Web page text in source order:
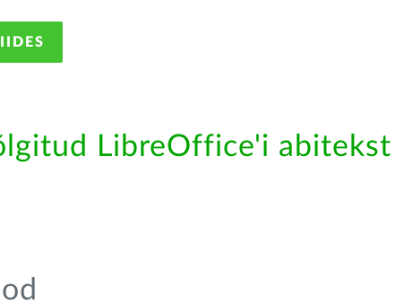
LibreOffice'i abitekst